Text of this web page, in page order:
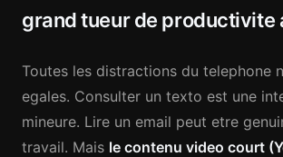
grand tueur de productivite
Toutes les distractions du telephone
egales. Consulter un texto est une
mineure. Lire un email peut etre
travail. Mais le contenu video court